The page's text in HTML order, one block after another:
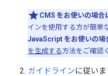
CMS をお使いの場合
インを使用する方が簡単
JavaScript をお使いの場
を生成する方法をご確認
ガイドラインに従いま